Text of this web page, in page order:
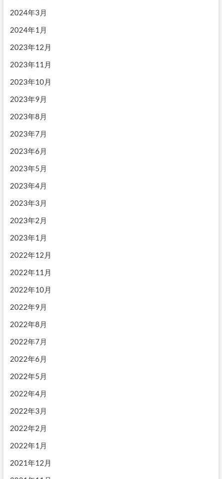
2024年3月
2024年1月
2023年12月
2023年11月
2023年10月
2023年9月
2023年8月
2023年7月
2023年6月
2023年5月
2023年4月
2023年3月
2023年2月
2023年1月
2022年12月
2022年11月
2022年10月
2022年9月
2022年8月
2022年7月
2022年6月
2022年5月
2022年4月
2022年3月
2022年2月
2022年1月
2021年12月